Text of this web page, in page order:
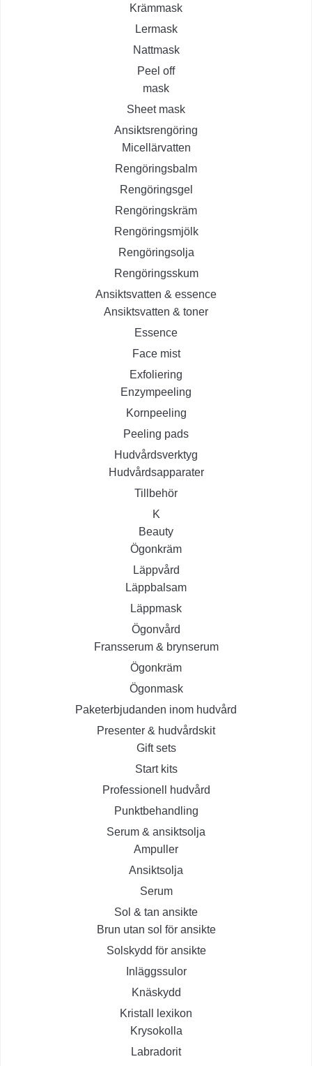
Krämmask
Lermask
Nattmask
Peel off
mask
Sheet mask
Ansiktsrengöring
Micellärvatten
Rengöringsbalm
Rengöringsgel
Rengöringskräm
Rengöringsmjölk
Rengöringsolja
Rengöringsskum
Ansiktsvatten & essence
Ansiktsvatten & toner
Essence
Face mist
Exfoliering
Enzympeeling
Kornpeeling
Peeling pads
Hudvårdsverktyg
Hudvårdsapparater
Tillbehör
K
Beauty
Ögonkräm
Läppvård
Läppbalsam
Läppmask
Ögonvård
Fransserum & brynserum
Ögonkräm
Ögonmask
Paketerbjudanden inom hudvård
Presenter & hudvårdskit
Gift sets
Start kits
Professionell hudvård
Punktbehandling
Serum & ansiktsolja
Ampuller
Ansiktsolja
Serum
Sol & tan ansikte
Brun utan sol för ansikte
Solskydd för ansikte
Inläggssulor
Knäskydd
Kristall lexikon
Krysokolla
Labradorit